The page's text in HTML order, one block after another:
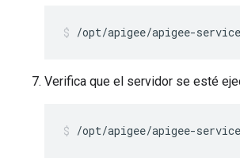
/opt/apigee/apigee-
Verifica que el servidor se esté
/opt/apigee/apigee-